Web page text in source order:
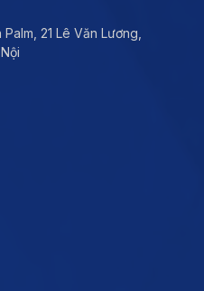
21 Lê Văn Lương,